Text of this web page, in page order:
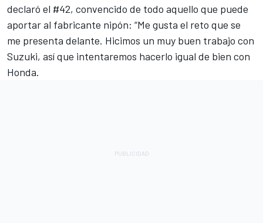
declaró el #42, convencido de todo aquello que puede
aportar al fabricante nipón: “Me gusta el reto que se
me presenta delante. Hicimos un muy buen trabajo con
Suzuki, así que intentaremos hacerlo igual de bien con
Honda.